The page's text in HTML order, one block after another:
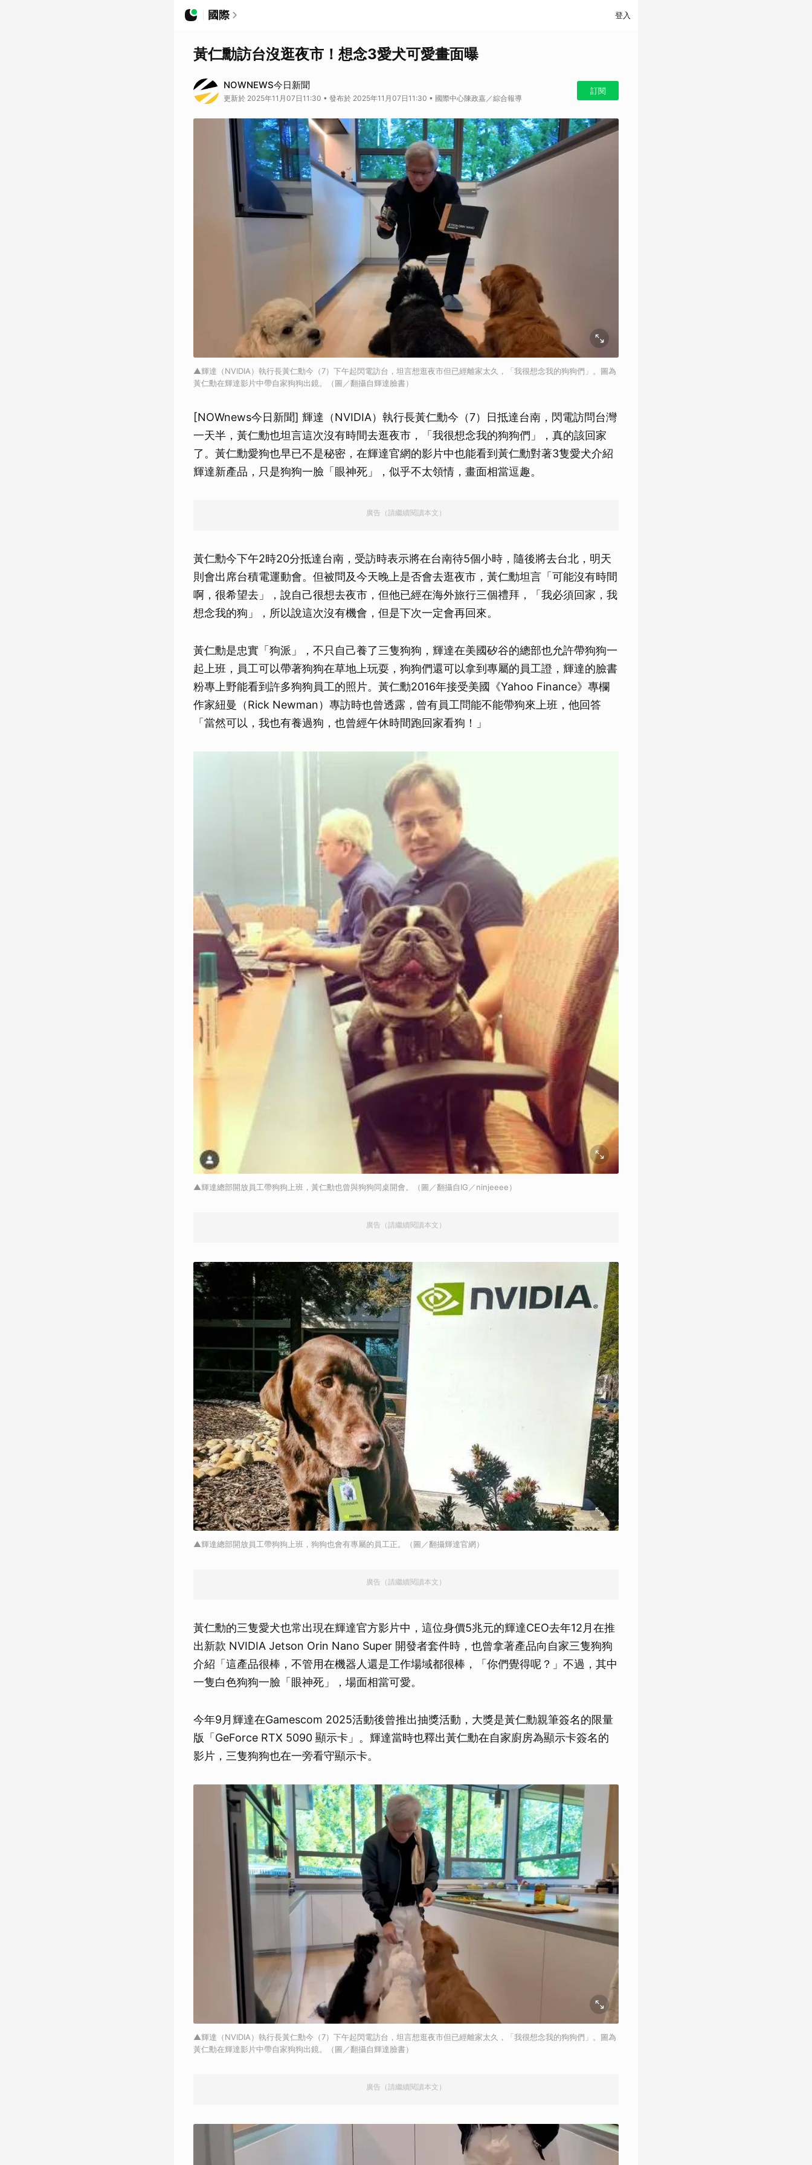
國際 登入
黃仁勳訪台沒逛夜市！想念3愛犬可愛畫面曝
NOWNEWS今日新聞
更新於 2025年11月07日11:30 • 發布於 2025年11月07日11:30 • 國際中心陳政嘉／綜合報導
訂閱
▲輝達（NVIDIA）執行長黃仁勳今（7）下午起閃電訪台，坦言想逛夜市但已經離家太久，「我很想念我的狗狗們」。圖為
黃仁勳在輝達影片中帶自家狗狗出鏡。（圖／翻攝自輝達臉書）
[NOWnews今日新聞] 輝達（NVIDIA）執行長黃仁勳今（7）日抵達台南，閃電訪問台灣
一天半，黃仁勳也坦言這次沒有時間去逛夜市，「我很想念我的狗狗們」，真的該回家
了。黃仁勳愛狗也早已不是秘密，在輝達官網的影片中也能看到黃仁勳對著3隻愛犬介紹
輝達新產品，只是狗狗一臉「眼神死」，似乎不太領情，畫面相當逗趣。
廣告（請繼續閱讀本文）
黃仁勳今下午2時20分抵達台南，受訪時表示將在台南待5個小時，隨後將去台北，明天
則會出席台積電運動會。但被問及今天晚上是否會去逛夜市，黃仁勳坦言「可能沒有時間
啊，很希望去」，說自己很想去夜市，但他已經在海外旅行三個禮拜，「我必須回家，我
想念我的狗」，所以說這次沒有機會，但是下次一定會再回來。
黃仁勳是忠實「狗派」，不只自己養了三隻狗狗，輝達在美國矽谷的總部也允許帶狗狗一
起上班，員工可以帶著狗狗在草地上玩耍，狗狗們還可以拿到專屬的員工證，輝達的臉書
粉專上野能看到許多狗狗員工的照片。黃仁勳2016年接受美國《Yahoo Finance》專欄
作家紐曼（Rick Newman）專訪時也曾透露，曾有員工問能不能帶狗來上班，他回答
「當然可以，我也有養過狗，也曾經午休時間跑回家看狗！」
▲輝達總部開放員工帶狗狗上班，黃仁勳也曾與狗狗同桌開會。（圖／翻攝自IG／ninjeeee）
廣告（請繼續閱讀本文）
▲輝達總部開放員工帶狗狗上班，狗狗也會有專屬的員工正。（圖／翻攝輝達官網）
廣告（請繼續閱讀本文）
黃仁勳的三隻愛犬也常出現在輝達官方影片中，這位身價5兆元的輝達CEO去年12月在推
出新款 NVIDIA Jetson Orin Nano Super 開發者套件時，也曾拿著產品向自家三隻狗狗
介紹「這產品很棒，不管用在機器人還是工作場域都很棒，「你們覺得呢？」不過，其中
一隻白色狗狗一臉「眼神死」，場面相當可愛。
今年9月輝達在Gamescom 2025活動後曾推出抽獎活動，大獎是黃仁勳親筆簽名的限量
版「GeForce RTX 5090 顯示卡」。輝達當時也釋出黃仁勳在自家廚房為顯示卡簽名的
影片，三隻狗狗也在一旁看守顯示卡。
▲輝達（NVIDIA）執行長黃仁勳今（7）下午起閃電訪台，坦言想逛夜市但已經離家太久，「我很想念我的狗狗們」。圖為
黃仁勳在輝達影片中帶自家狗狗出鏡。（圖／翻攝自輝達臉書）
廣告（請繼續閱讀本文）
取消